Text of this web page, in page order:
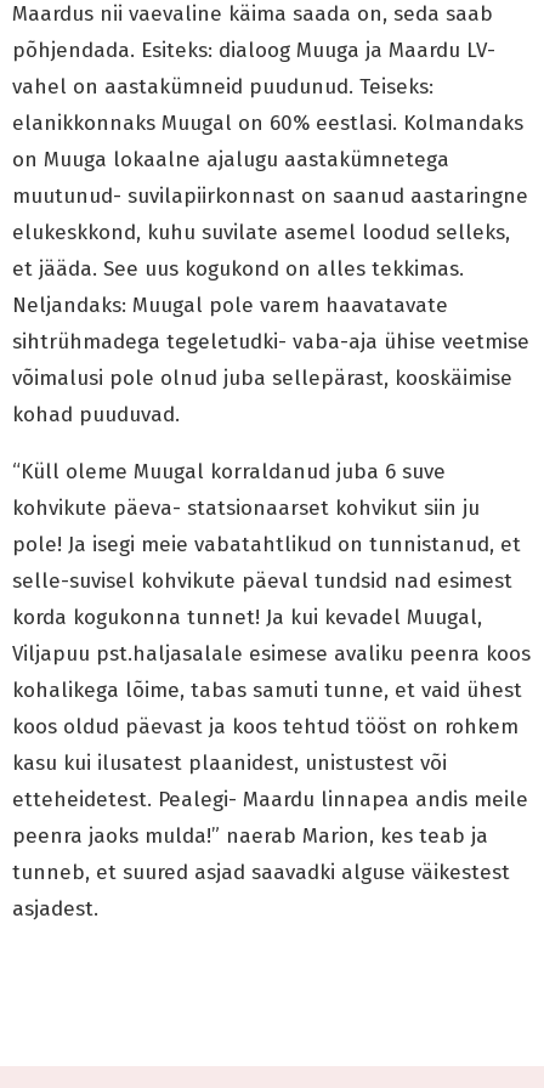
Maardus nii vaevaline käima saada on, seda saab
põhjendada. Esiteks: dialoog Muuga ja Maardu LV-
vahel on aastakümneid puudunud. Teiseks:
elanikkonnaks Muugal on 60% eestlasi. Kolmandaks
on Muuga lokaalne ajalugu aastakümnetega
muutunud- suvilapiirkonnast on saanud aastaringne
elukeskkond, kuhu suvilate asemel loodud selleks,
et jääda. See uus kogukond on alles tekkimas.
Neljandaks: Muugal pole varem haavatavate
sihtrühmadega tegeletudki- vaba-aja ühise veetmise
võimalusi pole olnud juba sellepärast, kooskäimise
kohad puuduvad.
“Küll oleme Muugal korraldanud juba 6 suve
kohvikute päeva- statsionaarset kohvikut siin ju
pole! Ja isegi meie vabatahtlikud on tunnistanud, et
selle-suvisel kohvikute päeval tundsid nad esimest
korda kogukonna tunnet! Ja kui kevadel Muugal,
Viljapuu pst.haljasalale esimese avaliku peenra koos
kohalikega lõime, tabas samuti tunne, et vaid ühest
koos oldud päevast ja koos tehtud tööst on rohkem
kasu kui ilusatest plaanidest, unistustest või
etteheidetest. Pealegi- Maardu linnapea andis meile
peenra jaoks mulda!” naerab Marion, kes teab ja
tunneb, et suured asjad saavadki alguse väikestest
asjadest.